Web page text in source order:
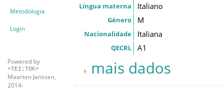
Metodologia
Login
Powered by
<TEI:TOK>
Maarten Janssen,
2014-
Língua materna Italiano
Género M
Nacionalidade Italiana
QECRL A1
mais dados